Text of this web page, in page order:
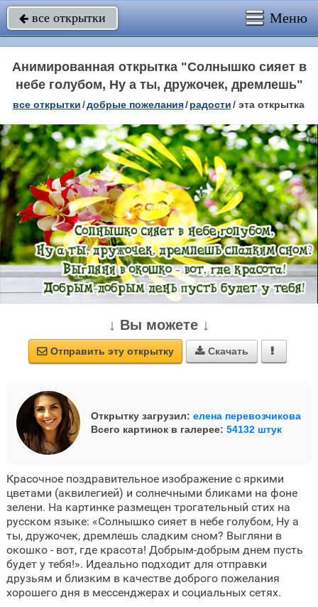
 все открытки Меню
Анимированная открытка "Солнышко сияет в
небе голубом, Ну а ты, дружочек, дремлешь"
все открытки/добрые пожелания/ радости/ эта открытка
↓ Вы можете ↓
 Отправить эту открытку  Скачать 
Открытку загрузил: елена перевозчикова
Всего картинок в галерее: 54132 штук
Красочное поздравительное изображение с яркими
цветами (аквилегией) и солнечными бликами на фоне
зелени. На картинке размещен трогательный стих на
русском языке: «Солнышко сияет в небе голубом, Ну а
ты, дружочек, дремлешь сладким сном? Выгляни в
окошко - вот, где красота! Добрым-добрым днем пусть
будет у тебя!». Идеально подходит для отправки
друзьям и близким в качестве доброго пожелания
хорошего дня в мессенджерах и социальных сетях.